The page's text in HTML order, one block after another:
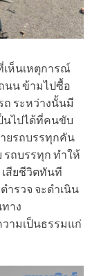
เห็นเหตุการณ์
นน ข้ามไปซื้อ
ถ ระหว่างนั้นมี
นไปได้ที่คนขับ
ยรถบรรทุกคัน
รถบรรทุก ทำให้
สียชีวิตทันที
ำรวจ จะดำเนิน
าง
ามเป็นธรรมแก่